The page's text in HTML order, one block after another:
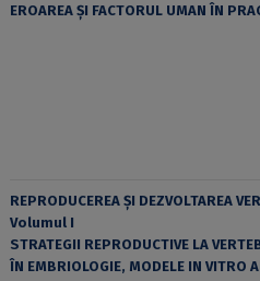
EROAREA ȘI FACTORUL UMAN ÎN
REPRODUCEREA ȘI DEZVOLTAREA
Volumul I
STRATEGII REPRODUCTIVE LA
ÎN EMBRIOLOGIE, MODELE IN VITRO